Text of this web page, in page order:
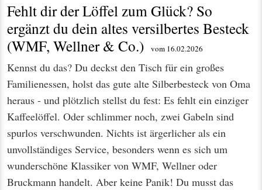
Fehlt dir der Löffel zum Glück? So
ergänzt du dein altes versilbertes Besteck
(WMF, Wellner & Co.) vom 16.02.2026
Kennst du das? Du deckst den Tisch für ein großes
Familienessen, holst das gute alte Silberbesteck von Oma
heraus - und plötzlich stellst du fest: Es fehlt ein einziger
Kaffeelöffel. Oder schlimmer noch, zwei Gabeln sind
spurlos verschwunden. Nichts ist ärgerlicher als ein
unvollständiges Service, besonders wenn es sich um
wunderschöne Klassiker von WMF, Wellner oder
Bruckmann handelt. Aber keine Panik! Du musst das